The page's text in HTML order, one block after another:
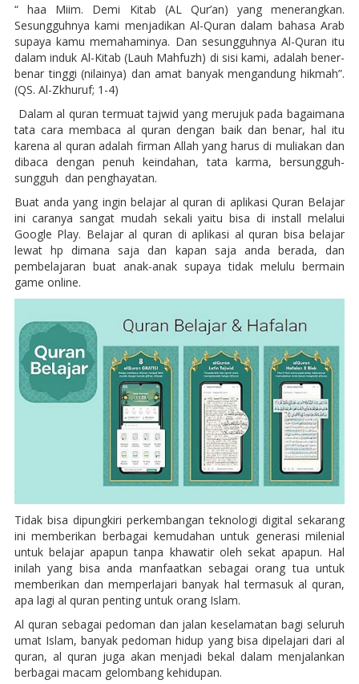
“ haa Miim. Demi Kitab (AL Qur’an) yang menerangkan.
Sesungguhnya kami menjadikan Al-Quran dalam bahasa Arab
supaya kamu memahaminya. Dan sesungguhnya Al-Quran itu
dalam induk Al-Kitab (Lauh Mahfuzh) di sisi kami, adalah bener-
benar tinggi (nilainya) dan amat banyak mengandung hikmah”.
(QS. Al-Zkhuruf; 1-4)
Dalam al quran termuat tajwid yang merujuk pada bagaimana
tata cara membaca al quran dengan baik dan benar, hal itu
karena al quran adalah firman Allah yang harus di muliakan dan
dibaca dengan penuh keindahan, tata karma, bersungguh-
sungguh dan penghayatan.
Buat anda yang ingin belajar al quran di aplikasi Quran Belajar
ini caranya sangat mudah sekali yaitu bisa di install melalui
Google Play. Belajar al quran di aplikasi al quran bisa belajar
lewat hp dimana saja dan kapan saja anda berada, dan
pembelajaran buat anak-anak supaya tidak melulu bermain
game online.
Tidak bisa dipungkiri perkembangan teknologi digital sekarang
ini memberikan berbagai kemudahan untuk generasi milenial
untuk belajar apapun tanpa khawatir oleh sekat apapun. Hal
inilah yang bisa anda manfaatkan sebagai orang tua untuk
memberikan dan memperlajari banyak hal termasuk al quran,
apa lagi al quran penting untuk orang Islam.
Al quran sebagai pedoman dan jalan keselamatan bagi seluruh
umat Islam, banyak pedoman hidup yang bisa dipelajari dari al
quran, al quran juga akan menjadi bekal dalam menjalankan
berbagai macam gelombang kehidupan.